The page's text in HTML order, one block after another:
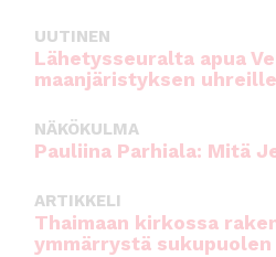
UUTINEN
Lähetysseuralta apua
maanjäristyksen uhreille
NÄKÖKULMA
Pauliina Parhiala: Mitä
ARTIKKELI
Thaimaan kirkossa
ymmärrystä